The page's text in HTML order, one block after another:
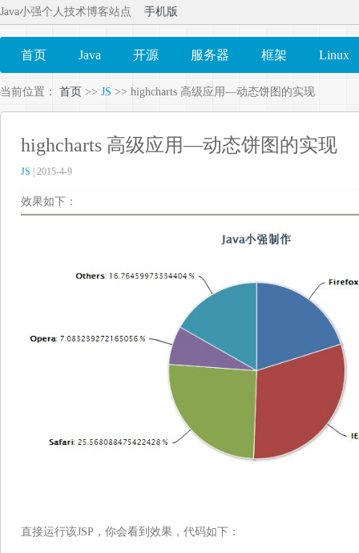
Java小强个人技术博客站点 手机版
首页 Java 开源 服务器 框架 Linux
当前位置： 首页 >> JS >> highcharts 高级应用—动态饼图的实现
highcharts 高级应用—动态饼图的实现
JS | 2015-4-9
效果如下：
直接运行该JSP，你会看到效果，代码如下：